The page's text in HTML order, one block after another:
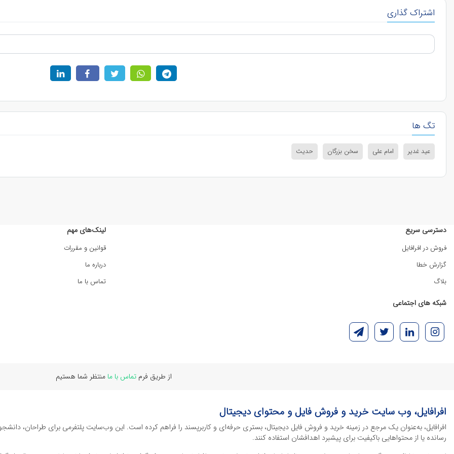
اشتراک گذاری
تگ ها
عید غدیر امام علی سخن بزرگان حدیث
دسترسی سریع
فروش در افرافایل
گزارش خطا
بلاگ
لینک‌های مهم
قوانین و مقررات
درباره ما
تماس با ما
شبکه های اجتماعی
از طریق فرمتماس با ما منتظر شما هستیم
افرافایل، وب سایت خرید و فروش فایل و محتوای دیجیتال
افرافایل، به‌عنوان یک مرجع در زمینه خرید و فروش فایل دیجیتال، بستری حرفه‌ای و کاربرپسند را فراهم کرده است. این وب‌سایت‌ پلتفرمی برای طراحان،
رسانده یا از محتواهایی باکیفیت برای پیشبرد اهدافشان استفاده کنند.